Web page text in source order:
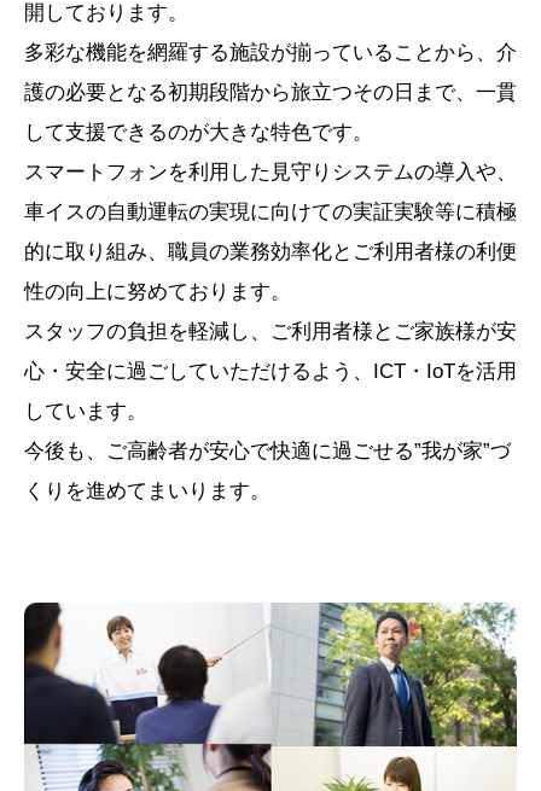
開しております。
多彩な機能を網羅する施設が揃っていることから、介
護の必要となる初期段階から旅立つその日まで、一貫
して支援できるのが大きな特色です。
スマートフォンを利用した見守りシステムの導入や、
車イスの自動運転の実現に向けての実証実験等に積極
的に取り組み、職員の業務効率化とご利用者様の利便
性の向上に努めております。
スタッフの負担を軽減し、ご利用者様とご家族様が安
心・安全に過ごしていただけるよう、ICT・IoTを活用
しています。
今後も、ご高齢者が安心で快適に過ごせる”我が家”づ
くりを進めてまいります。